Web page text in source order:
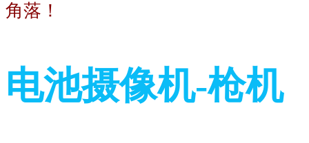
角落！
电池摄像机-枪机